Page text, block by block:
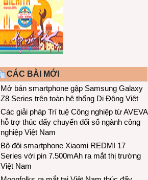
CÁC BÀI MỚI
Mở bán smartphone gập Samsung Galaxy
Z8 Series trên toàn hệ thống Di Động Việt
Các giải pháp Trí tuệ Công nghiệp từ AVEVA
hỗ trợ thúc đẩy chuyển đổi số ngành công
nghiệp Việt Nam
Bộ đôi smartphone Xiaomi REDMI 17
Series với pin 7.500mAh ra mắt thị trường
Việt Nam